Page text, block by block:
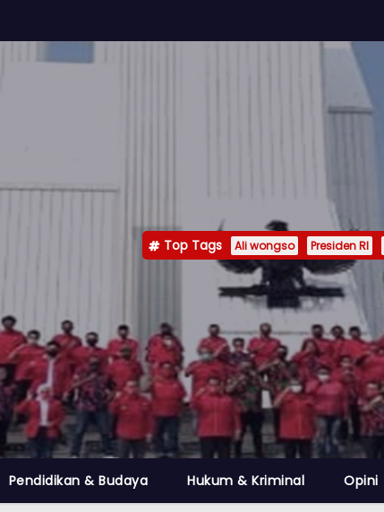
Top Tags Ali wongso Presiden RI
Pendidikan & Budaya Hukum & Kriminal Opini